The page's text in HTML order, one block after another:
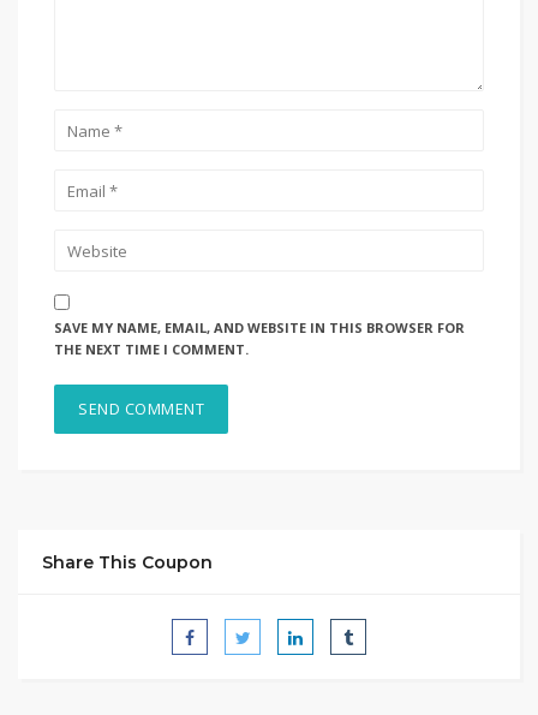
SAVE MY NAME, EMAIL, AND WEBSITE IN THIS BROWSER FOR
THE NEXT TIME I COMMENT.
Share This Coupon